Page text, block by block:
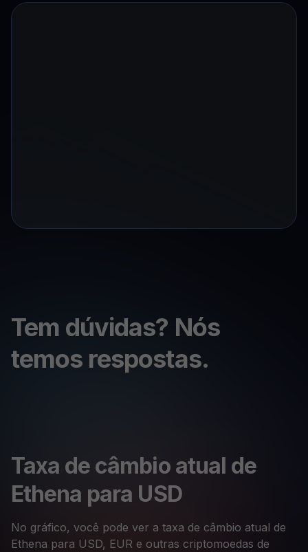
Tem dúvidas? Nós
temos respostas.
Taxa de câmbio atual de
Ethena para USD
No gráfico, você pode ver a taxa de câmbio atual de
Ethena para USD, EUR e outras criptomoedas de